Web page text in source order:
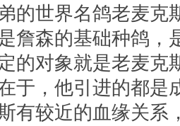
的世界名鸽老麦克
詹森的基础种鸽，
的对象就是老麦克
于，他引进的都是
有较近的血缘关系